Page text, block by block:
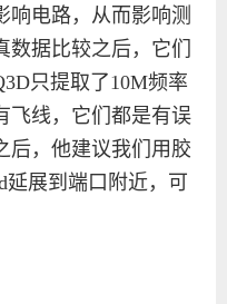
响电路，从而影响测
据比较之后，它们
只提取了10M频率
飞线，它们都是有误
后，他建议我们用胶
展到端口附近，可